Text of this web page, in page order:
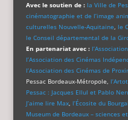
Avec le soutien de : la Ville de
cinématographie et de l’image
culturelles Nouvelle-Aquitaine, le
le Conseil départemental de la
En partenariat avec :
l’Association des Cinémas
l’Association des Cinémas de
Pessac Bordeaux-Métropole,
Pessac : Jacques Ellul et Pablo
J’aime lire Max, l’Écosite du
Museum de Bordeaux – sciences